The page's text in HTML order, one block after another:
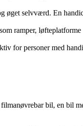
selvværd. En
ramper,
for personer med
bil, en bil